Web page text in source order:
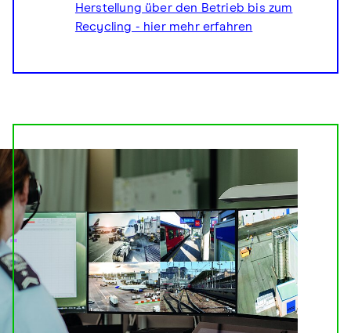
Herstellung über den Betrieb bis zum
Recycling - hier mehr erfahren